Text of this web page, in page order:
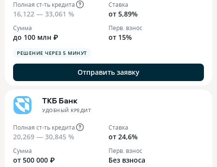
Полная ст-ть кредита
16,122 — 33,061 %
Ставка
от 5,89%
Сумма
до 100 млн ₽
Перв. взнос
от 15%
РЕШЕНИЕ ЧЕРЕЗ 5 МИНУТ
Отправить заявку
ТКБ Банк
УДОБНЫЙ КРЕДИТ
Полная ст-ть кредита
20,269 — 30,845 %
Ставка
от 24,6%
Сумма
от 500 000 ₽
Перв. взнос
Без взноса